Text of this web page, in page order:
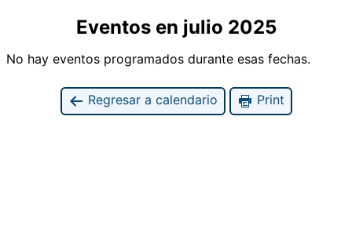
Eventos en julio 2025
No hay eventos programados durante esas fechas.
Regresar a calendario Print